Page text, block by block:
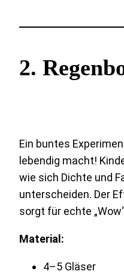
2.
Ein buntes
lebendig macht!
wie sich Dichte und
unterscheiden. Der
sorgt für echte
Material:
4–5 Gläser